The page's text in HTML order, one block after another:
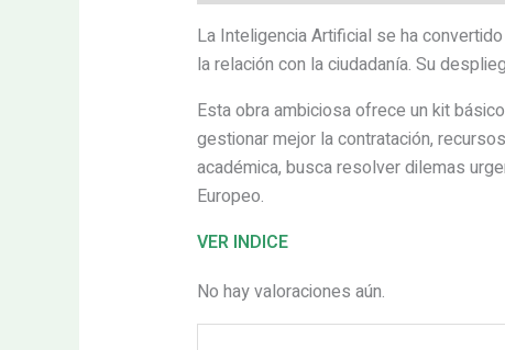
La Inteligencia Artificial se ha
la relación con la ciudadanía. Su
Esta obra ambiciosa ofrece un kit
gestionar mejor la contratación,
académica, busca resolver dilemas
Europeo.
VER INDICE
No hay valoraciones aún.